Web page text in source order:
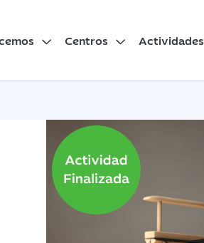
Centros Actividades